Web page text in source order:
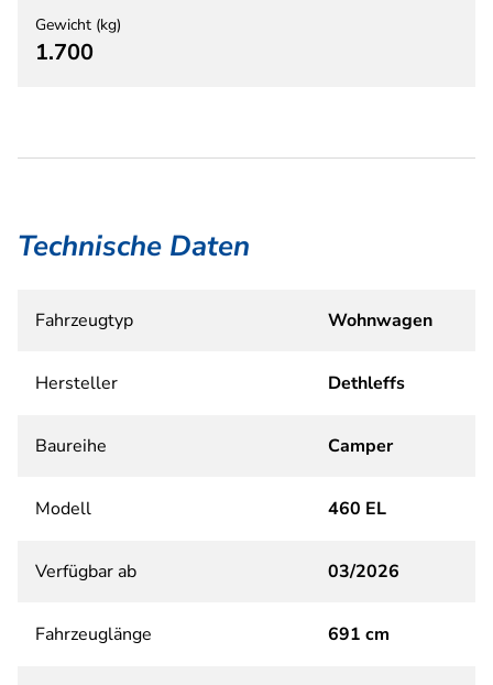
Gewicht (kg)
1.700
Technische Daten
Fahrzeugtyp Wohnwagen
Hersteller Dethleffs
Baureihe Camper
Modell 460 EL
Verfügbar ab 03/2026
Fahrzeuglänge 691 cm